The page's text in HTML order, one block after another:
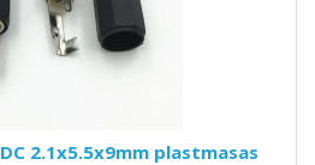
2.1x5.5x9mm plastmasas